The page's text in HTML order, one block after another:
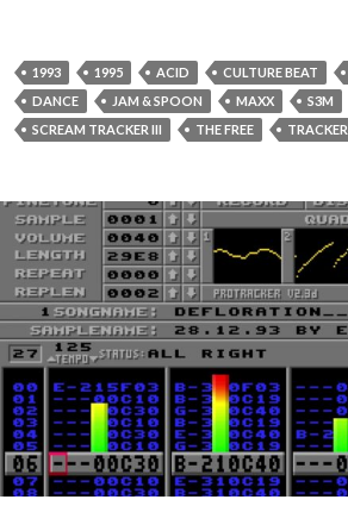
1993 1995 ACID CULTURE BEAT
DANCE
JAM & SPOON MAXX S3M
SCREAM TRACKER III
THE FREE TRACKER